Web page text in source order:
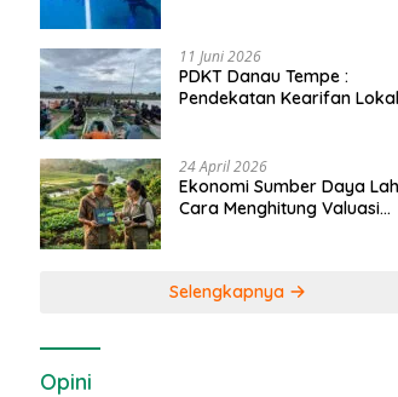
11 Juni 2026
PDKT Danau Tempe :
Pendekatan Kearifan
24 April 2026
Ekonomi Sumber Daya
Cara Menghitung Valuasi
Selengkapnya
Opini